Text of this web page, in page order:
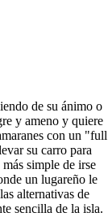
de su ánimo o
y ameno y quiere
con un "full
su carro para
simple de irse
un lugareño le
alternativas de
sencilla de la isla.